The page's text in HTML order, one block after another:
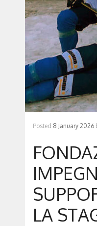
Posted 8 January 2026
LA